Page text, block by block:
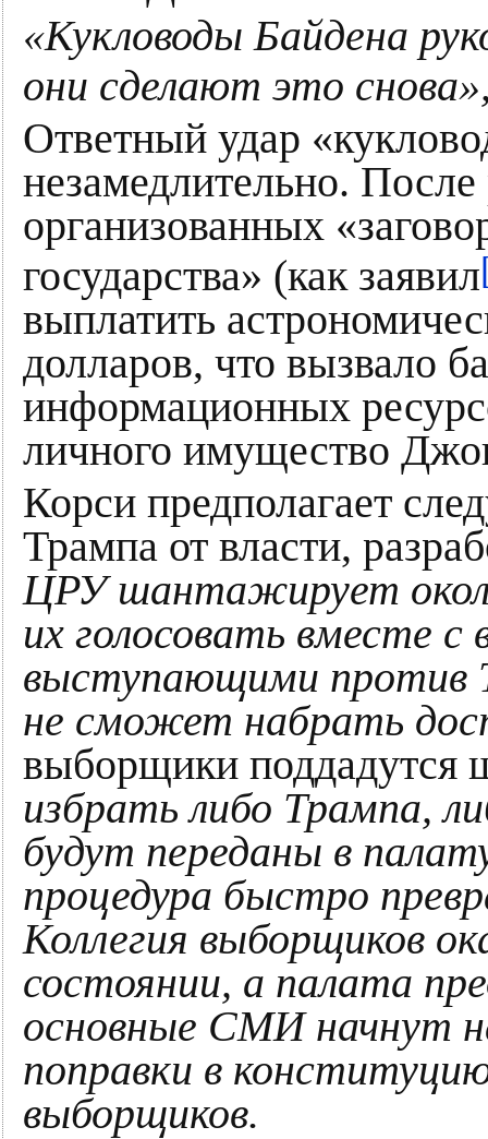
«Кукловоды Байдена
они сделают это
Ответный удар
незамедлительно.
организованных
государства» (как заявил
выплатить
долларов, что вызвало
информационных
личного имущество
Корси предполагает
Трампа от власти,
ЦРУ шантажирует
их голосовать вместе
выступающими против
не сможет набрать
выборщики поддадутся
избрать либо Трампа,
будут переданы в
процедура быстро
Коллегия выборщиков
состоянии, а палата
основные СМИ начнут
поправки в
выборщиков.